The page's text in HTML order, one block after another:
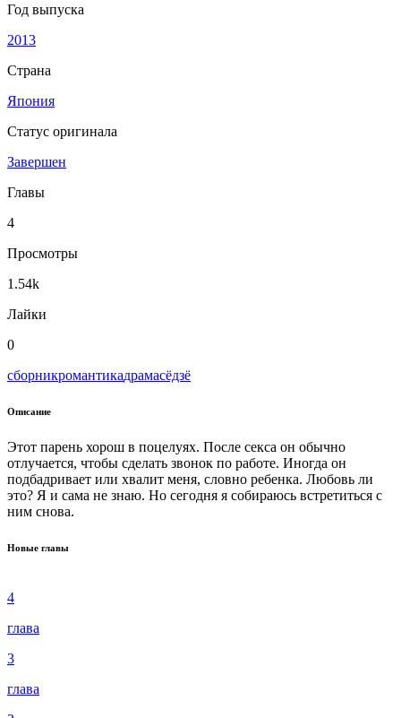
Год выпуска
2013
Страна
Япония
Статус оригинала
Завершен
Главы
4
Просмотры
1.54k
Лайки
0
сборникромантикадрамасёдзё
Описание
Этот парень хорош в поцелуях. После секса он обычно
отлучается, чтобы сделать звонок по работе. Иногда он
подбадривает или хвалит меня, словно ребенка. Любовь ли
это? Я и сама не знаю. Но сегодня я собираюсь встретиться с
ним снова.
Новые главы
4
глава
3
глава